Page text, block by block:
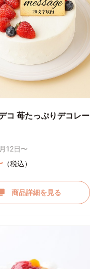
コ 苺たっぷりデコレー
12日〜
（税込）
商品詳細を見る